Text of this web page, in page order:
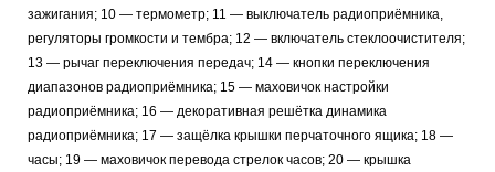
зажигания; 10 — термометр; 11 — выключатель радиоприёмника,
регуляторы громкости и тембра; 12 — включатель стеклоочистителя;
13 — рычаг переключения передач; 14 — кнопки переключения
диапазонов радиоприёмника; 15 — маховичок настройки
радиоприёмника; 16 — декоративная решётка динамика
радиоприёмника; 17 — защёлка крышки перчаточного ящика; 18 —
часы; 19 — маховичок перевода стрелок часов; 20 — крышка